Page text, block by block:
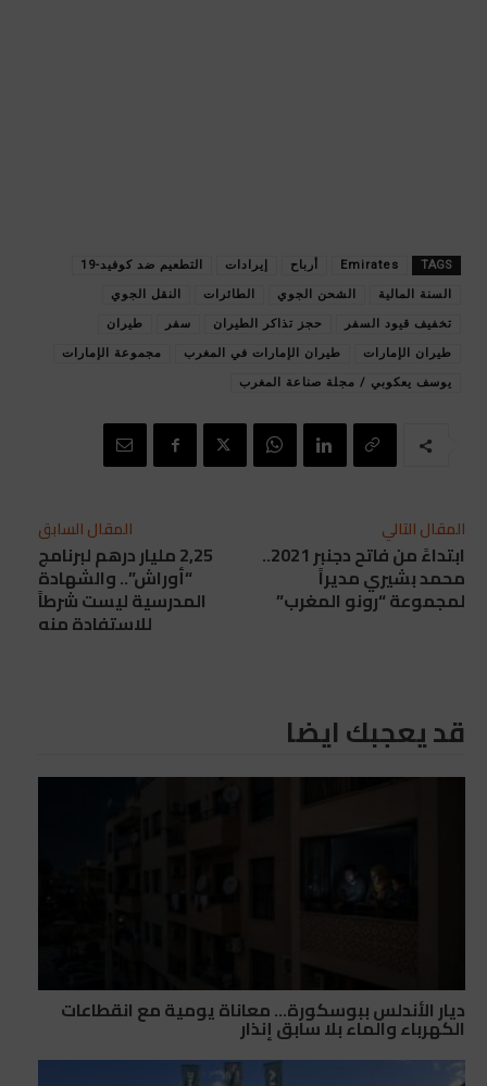
TAGS
Emirates أرباح إيرادات التطعيم ضد كوفيد-19
السنة المالية الشحن الجوي الطائرات النقل الجوي
تخفيف قيود السفر حجز تذاكر الطيران سفر طيران
طيران الإمارات طيران الإمارات في المغرب مجموعة الإمارات
يوسف يعكوبي / مجلة صناعة المغرب
المقال السابق
2,25 مليار درهم لبرنامج
“أوراش”.. والشهادة
المدرسية ليست شرطاً
للاستفادة منه
المقال التالي
ابتداءً من فاتح دجنبر 2021..
محمد بشيري مديراً
لمجموعة “رونو المغرب”
قد يعجبك ايضا
ديار الأندلس ببوسكورة… معاناة يومية مع انقطاعات
الكهرباء والماء بلا سابق إنذار